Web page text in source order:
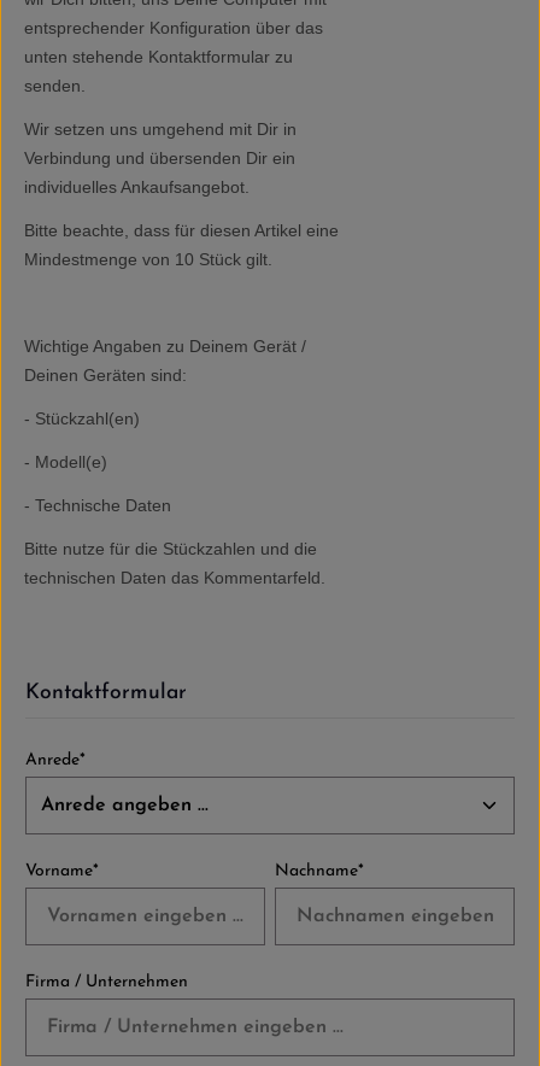
entsprechender Konfiguration über das
unten stehende Kontaktformular zu
senden.
Wir setzen uns umgehend mit Dir in
Verbindung und übersenden Dir ein
individuelles Ankaufsangebot.
Bitte beachte, dass für diesen Artikel eine
Mindestmenge von 10 Stück gilt.
Wichtige Angaben zu Deinem Gerät /
Deinen Geräten sind:
- Stückzahl(en)
- Modell(e)
- Technische Daten
Bitte nutze für die Stückzahlen und die
technischen Daten das Kommentarfeld.
Kontaktformular
Anrede*
Vorname* Nachname*
Firma / Unternehmen